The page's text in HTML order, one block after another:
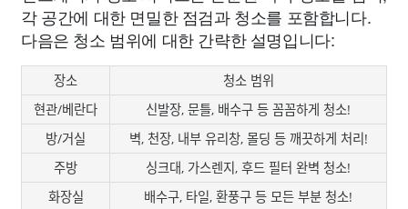
각 공간에 대한 면밀한 점검과 청소를 포함합니다.
다음은 청소 범위에 대한 간략한 설명입니다:
장소
청소 범위
현관/베란다
신발장, 문틀, 배수구 등 꼼꼼하게 청소!
방/거실
벽, 천장, 내부 유리창, 몰딩 등 깨끗하게 처리!
주방
싱크대, 가스렌지, 후드 필터 완벽 청소!
화장실
배수구, 타일, 환풍구 등 모든 부분 청소!